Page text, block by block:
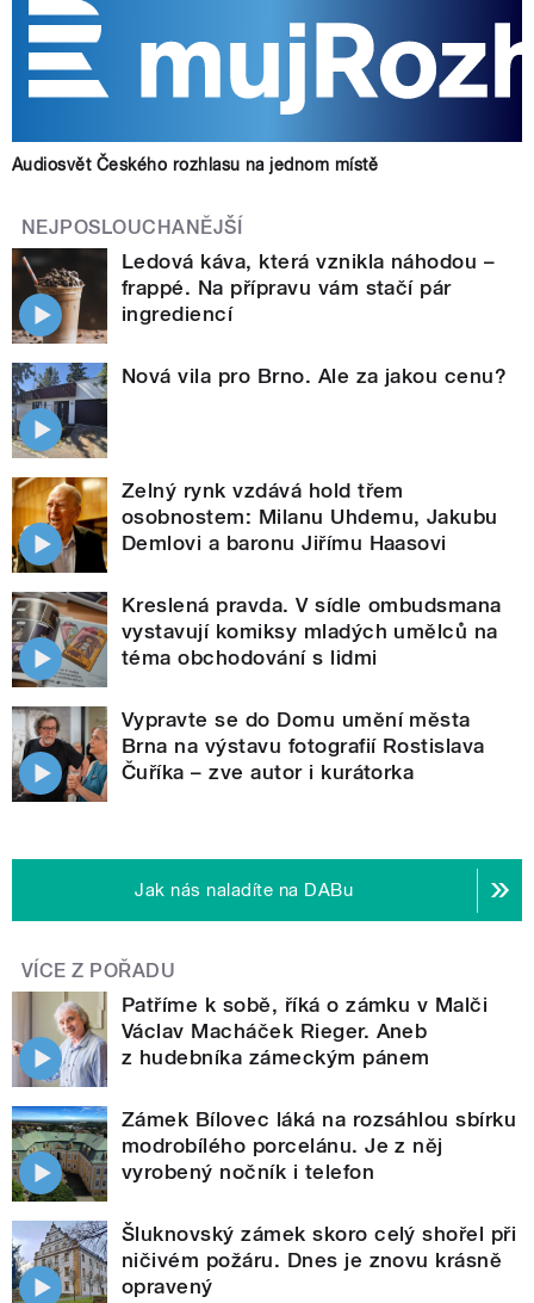
Audiosvět Českého rozhlasu na jednom místě
NEJPOSLOUCHANĚJŠÍ
Ledová káva, která vznikla náhodou –
frappé. Na přípravu vám stačí pár
ingrediencí
Nová vila pro Brno. Ale za jakou cenu?
Zelný rynk vzdává hold třem
osobnostem: Milanu Uhdemu, Jakubu
Demlovi a baronu Jiřímu Haasovi
Kreslená pravda. V sídle ombudsmana
vystavují komiksy mladých umělců na
téma obchodování s lidmi
Vypravte se do Domu umění města
Brna na výstavu fotografií Rostislava
Čuříka – zve autor i kurátorka
Jak nás naladíte na DABu
VÍCE Z POŘADU
Patříme k sobě, říká o zámku v Malči
Václav Macháček Rieger. Aneb
z hudebníka zámeckým pánem
Zámek Bílovec láká na rozsáhlou sbírku
modrobílého porcelánu. Je z něj
vyrobený nočník i telefon
Šluknovský zámek skoro celý shořel při
ničivém požáru. Dnes je znovu krásně
opravený